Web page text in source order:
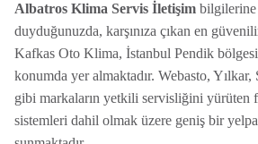
Albatros Klima Servis İletişimbilgilerine
duyduğunuzda, karşınıza çıkan en
Kafkas Oto Klima, İstanbul Pendik
konumda yer almaktadır. Webasto,
gibi markaların yetkili servisliğini yürüten
sistemleri dahil olmak üzere geniş bir